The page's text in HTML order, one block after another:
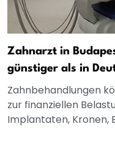
Zahnarzt in
günstiger als in
Zahnbehandlungen
zur finanziellen
Implantaten, Kronen,